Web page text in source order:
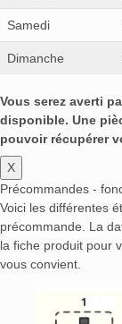
Samedi
Dimanche
Vous serez averti
disponible. Une
pouvoir récupérer
X
Précommandes -
Voici les différentes
précommande. La
la fiche produit pour
vous convient.